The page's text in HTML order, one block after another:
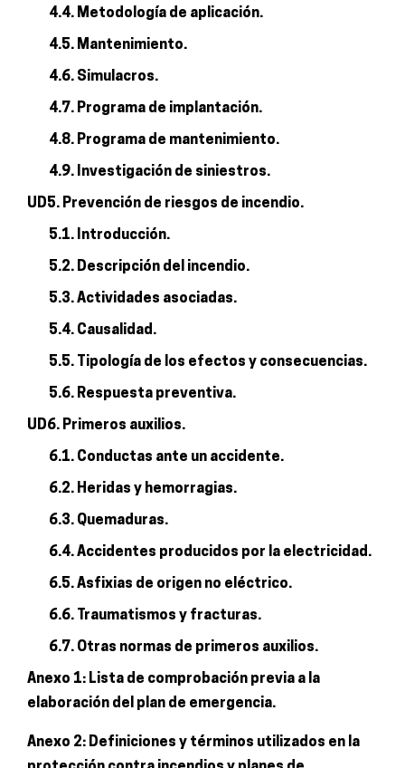
4.4. Metodología de aplicación.
4.5. Mantenimiento.
4.6. Simulacros.
4.7. Programa de implantación.
4.8. Programa de mantenimiento.
4.9. Investigación de siniestros.
UD5. Prevención de riesgos de incendio.
5.1. Introducción.
5.2. Descripción del incendio.
5.3. Actividades asociadas.
5.4. Causalidad.
5.5. Tipología de los efectos y consecuencias.
5.6. Respuesta preventiva.
UD6. Primeros auxilios.
6.1. Conductas ante un accidente.
6.2. Heridas y hemorragias.
6.3. Quemaduras.
6.4. Accidentes producidos por la electricidad.
6.5. Asfixias de origen no eléctrico.
6.6. Traumatismos y fracturas.
6.7. Otras normas de primeros auxilios.
Anexo 1: Lista de comprobación previa a la
elaboración del plan de emergencia.
Anexo 2: Definiciones y términos utilizados en la